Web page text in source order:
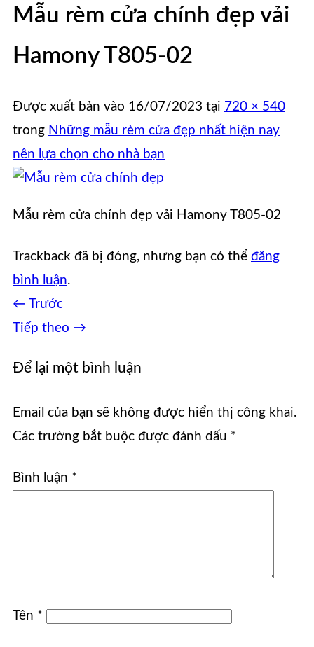
Mẫu rèm cửa chính đẹp vải
Hamony T805-02
Được xuất bản vào 16/07/2023 tại 720 × 540
trong Những mẫu rèm cửa đẹp nhất hiện nay
nên lựa chọn cho nhà bạn
Mẫu rèm cửa chính đẹp vải Hamony T805-02
Trackback đã bị đóng, nhưng bạn có thể đăng
bình luận.
← Trước
Tiếp theo →
Để lại một bình luận
Email của bạn sẽ không được hiển thị công khai.
Các trường bắt buộc được đánh dấu *
Bình luận *
Tên *